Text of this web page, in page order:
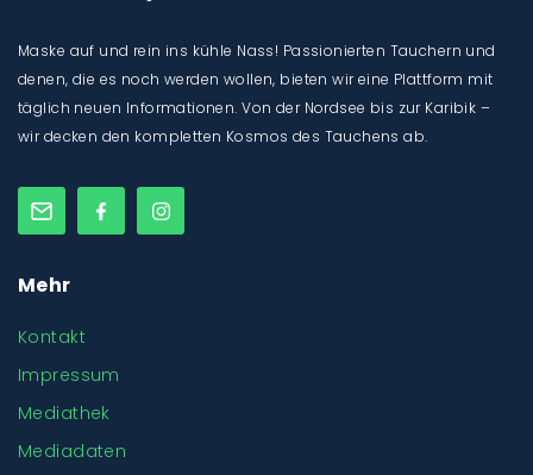
Maske auf und rein ins kühle Nass! Passionierten Tauchern und
denen, die es noch werden wollen, bieten wir eine Plattform mit
täglich neuen Informationen. Von der Nordsee bis zur Karibik –
wir decken den kompletten Kosmos des Tauchens ab.
Mehr
Kontakt
Impressum
Mediathek
Mediadaten